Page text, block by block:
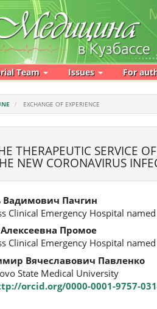
Team Issues For
EXCHANGE OF EXPERIENCE
THERAPEUTIC SERVICE
NEW CORONAVIRUS
Вадимович Пачгин
Clinical Emergency Hospital
Промое
Clinical Emergency Hospital
Вячеславович Павленко
State Medical University
orcid.org/0000-0001-9757-